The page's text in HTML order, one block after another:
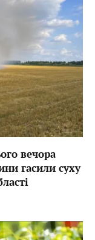
вечора
гасили суху